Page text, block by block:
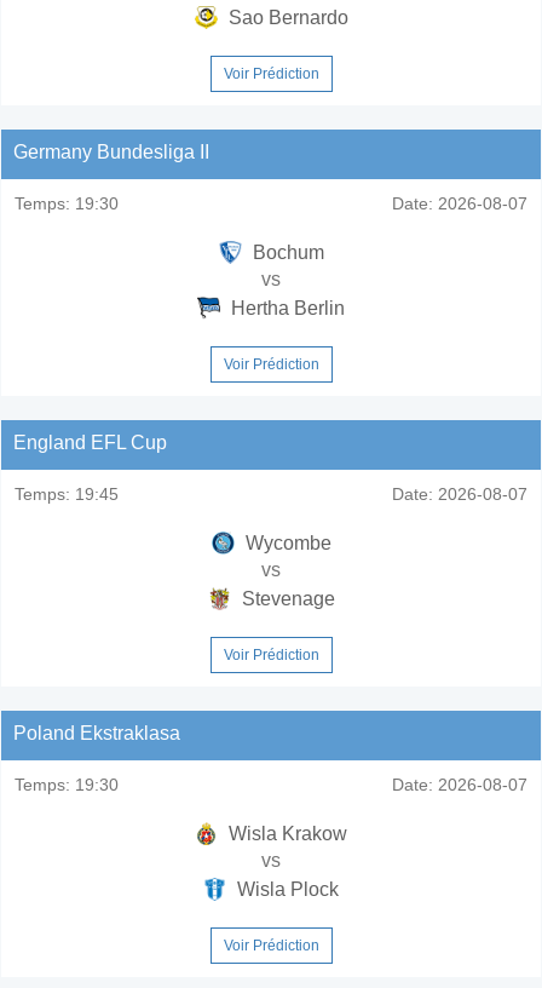
Sao Bernardo
Voir Prédiction
Germany Bundesliga II
Temps: 19:30 Date: 2026-08-07
Bochum
vs
Hertha Berlin
Voir Prédiction
England EFL Cup
Temps: 19:45 Date: 2026-08-07
Wycombe
vs
Stevenage
Voir Prédiction
Poland Ekstraklasa
Temps: 19:30 Date: 2026-08-07
Wisla Krakow
vs
Wisla Plock
Voir Prédiction